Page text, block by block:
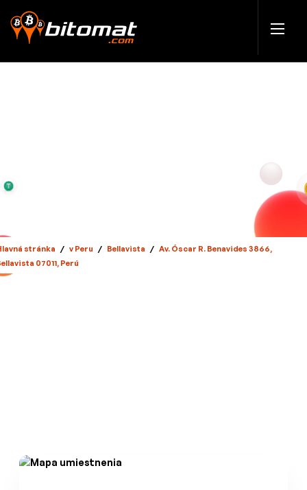
stránka / v Peru / Bellavista / Av. Óscar R. Benavides 3866,
07011, Perú